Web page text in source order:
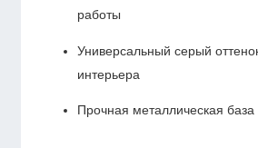
работы
Универсальный серый
интерьера
Прочная металлическая база